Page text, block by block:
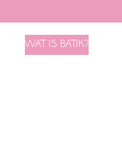
WAT IS BATIK?